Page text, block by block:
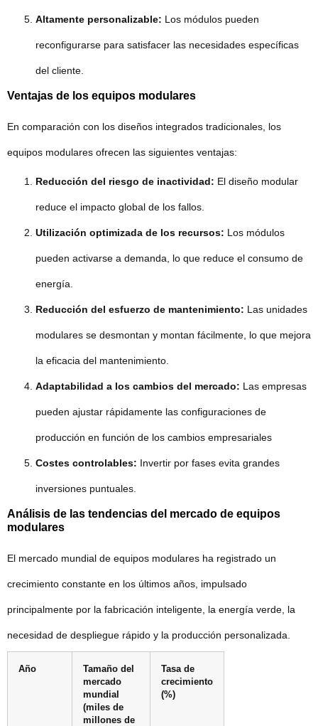
Altamente personalizable: Los módulos pueden
reconfigurarse para satisfacer las necesidades específicas
del cliente.
Ventajas de los equipos modulares
En comparación con los diseños integrados tradicionales, los
equipos modulares ofrecen las siguientes ventajas:
Reducción del riesgo de inactividad: El diseño modular
reduce el impacto global de los fallos.
Utilización optimizada de los recursos: Los módulos
pueden activarse a demanda, lo que reduce el consumo de
energía.
Reducción del esfuerzo de mantenimiento: Las unidades
modulares se desmontan y montan fácilmente, lo que mejora
la eficacia del mantenimiento.
Adaptabilidad a los cambios del mercado: Las empresas
pueden ajustar rápidamente las configuraciones de
producción en función de los cambios empresariales
Costes controlables: Invertir por fases evita grandes
inversiones puntuales.
Análisis de las tendencias del mercado de equipos
modulares
El mercado mundial de equipos modulares ha registrado un
crecimiento constante en los últimos años, impulsado
principalmente por la fabricación inteligente, la energía verde, la
necesidad de despliegue rápido y la producción personalizada.
Año
Tamaño del
mercado
mundial
(miles de
millones de
Tasa de
crecimiento
(%)